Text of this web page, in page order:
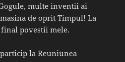
multe inventii ai
de oprit Timpul! La
povestii mele.
la Reuniunea